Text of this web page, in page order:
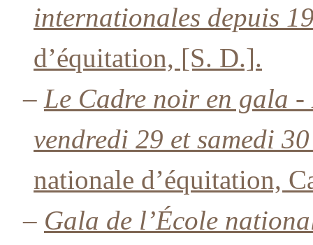
internationales depuis
d’équitation, [S. D.].
– Le Cadre noir en gala
vendredi 29 et samedi
nationale d’équitation,
– Gala de l’École